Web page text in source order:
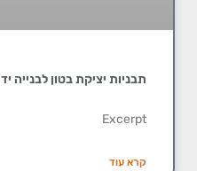
תבניות יציקת בטון לבנייה יד 2 בפריסה ארצית
Excerpt
קרא עוד